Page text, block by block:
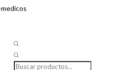
Búsqueda